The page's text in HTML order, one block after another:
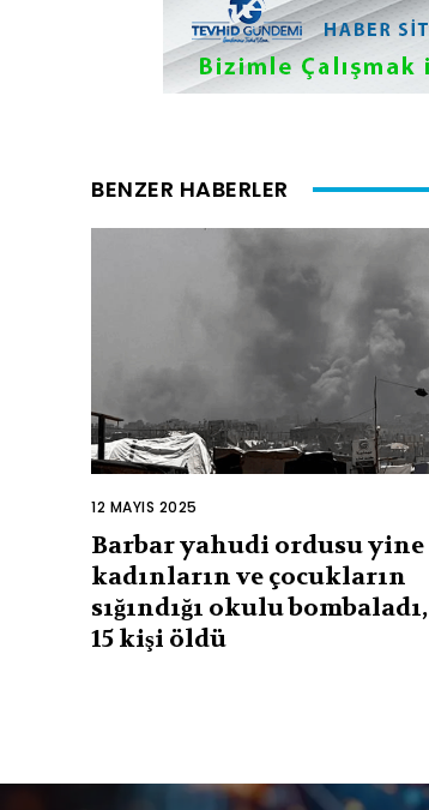
BENZER HABERLER
12 MAYIS 2025
Barbar yahudi ordusu yine
kadınların ve çocukların
sığındığı okulu bombaladı,
15 kişi öldü